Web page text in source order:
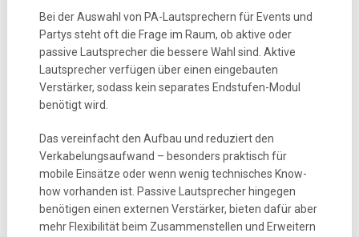
Bei der Auswahl von PA-Lautsprechern für Events und
Partys steht oft die Frage im Raum, ob aktive oder
passive Lautsprecher die bessere Wahl sind. Aktive
Lautsprecher verfügen über einen eingebauten
Verstärker, sodass kein separates Endstufen-Modul
benötigt wird.
Das vereinfacht den Aufbau und reduziert den
Verkabelungsaufwand – besonders praktisch für
mobile Einsätze oder wenn wenig technisches Know-
how vorhanden ist. Passive Lautsprecher hingegen
benötigen einen externen Verstärker, bieten dafür aber
mehr Flexibilität beim Zusammenstellen und Erweitern